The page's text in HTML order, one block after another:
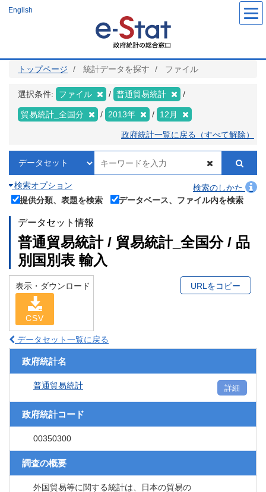
ツ
English
トップページ 統計データを探す ファイル
選択条件: ファイル 普通貿易統計
貿易統計_全国分 2013年 12月
政府統計一覧に戻る（すべて解除）
検索オプション
検索のしかた
提供分類、表題を検索
データベース、ファイル内を検索
データセット情報
普通貿易統計 / 貿易統計_全国分 / 品
別国別表 輸入
表示・ダウンロード
CSV
URLをコピー
データセット一覧に戻る
政府統計名
普通貿易統計 詳細
政府統計コード
00350300
調査の概要
外国貿易等に関する統計は、日本の貿易の